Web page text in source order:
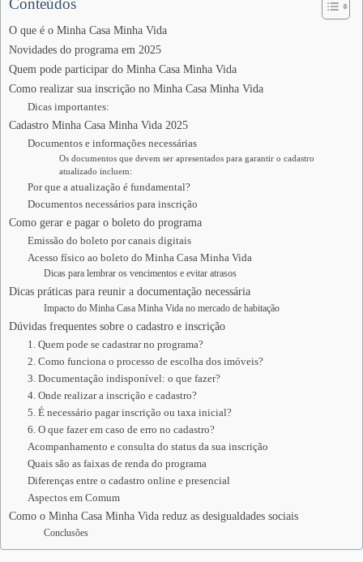
Conteúdos
O que é o Minha Casa Minha Vida
Novidades do programa em 2025
Quem pode participar do Minha Casa Minha Vida
Como realizar sua inscrição no Minha Casa Minha Vida
Dicas importantes:
Cadastro Minha Casa Minha Vida 2025
Documentos e informações necessárias
Os documentos que devem ser apresentados para garantir o cadastro
atualizado incluem:
Por que a atualização é fundamental?
Documentos necessários para inscrição
Como gerar e pagar o boleto do programa
Emissão do boleto por canais digitais
Acesso físico ao boleto do Minha Casa Minha Vida
Dicas para lembrar os vencimentos e evitar atrasos
Dicas práticas para reunir a documentação necessária
Impacto do Minha Casa Minha Vida no mercado de habitação
Dúvidas frequentes sobre o cadastro e inscrição
1. Quem pode se cadastrar no programa?
2. Como funciona o processo de escolha dos imóveis?
3. Documentação indisponível: o que fazer?
4. Onde realizar a inscrição e cadastro?
5. É necessário pagar inscrição ou taxa inicial?
6. O que fazer em caso de erro no cadastro?
Acompanhamento e consulta do status da sua inscrição
Quais são as faixas de renda do programa
Diferenças entre o cadastro online e presencial
Aspectos em Comum
Como o Minha Casa Minha Vida reduz as desigualdades sociais
Conclusões